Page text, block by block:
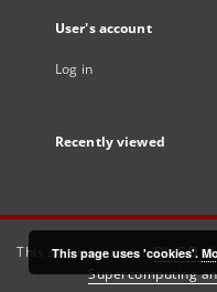
User's account
Log in
Recently viewed
This service runs onDInGO
Supercomputing
This page uses 'cookies'.